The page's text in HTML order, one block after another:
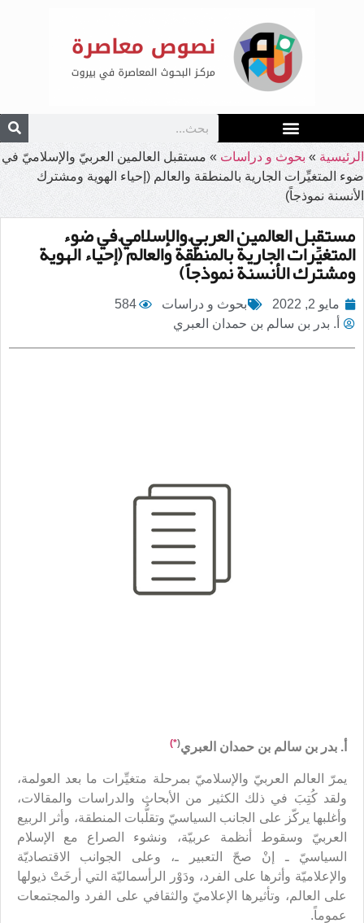
الرئيسية » بحوث و دراسات » مستقبل العالمين العربيّ والإسلاميّ في
ضوء المتغيِّرات الجارية بالمنطقة والعالم (إحياء الهوية ومشترك
الأنسنة نموذجاً)
مستقبل العالمين العربيّ والإسلاميّ في ضوء
المتغيِّرات الجارية بالمنطقة والعالم (إحياء الهوية
ومشترك الأنسنة نموذجاً)
مايو 2, 2022 بحوث و دراسات
584
أ. بدر بن سالم بن حمدان العبري
أ. بدر بن سالم بن حمدان العبري(
*)
يمرّ العالم العربيّ والإسلاميّ بمرحلة متغيِّرات ما بعد العولمة،
ولقد كُتِبَ في ذلك الكثير من الأبحاث والدراسات والمقالات،
وأغلبها يركّز على الجانب السياسيّ وتقلُّبات المنطقة، وأثر الربيع
العربيّ وسقوط أنظمة عربيّة، ونشوء الصراع مع الإسلام
السياسيّ ـ إنْ صحّ التعبير ـ، وعلى الجوانب الاقتصاديّة
والإعلاميّة وأثرها على الفرد، ودَوْر الرأسماليّة التي أرخَتْ ذيولها
على العالم، وتأثيرها الإعلاميّ والثقافي على الفرد والمجتمعات
عموماً.